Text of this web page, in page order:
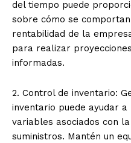
del tiempo puede
sobre cómo se
rentabilidad de la
para realizar
informadas.
2. Control de inventario:
inventario puede ayudar
variables asociados con
suministros. Mantén un